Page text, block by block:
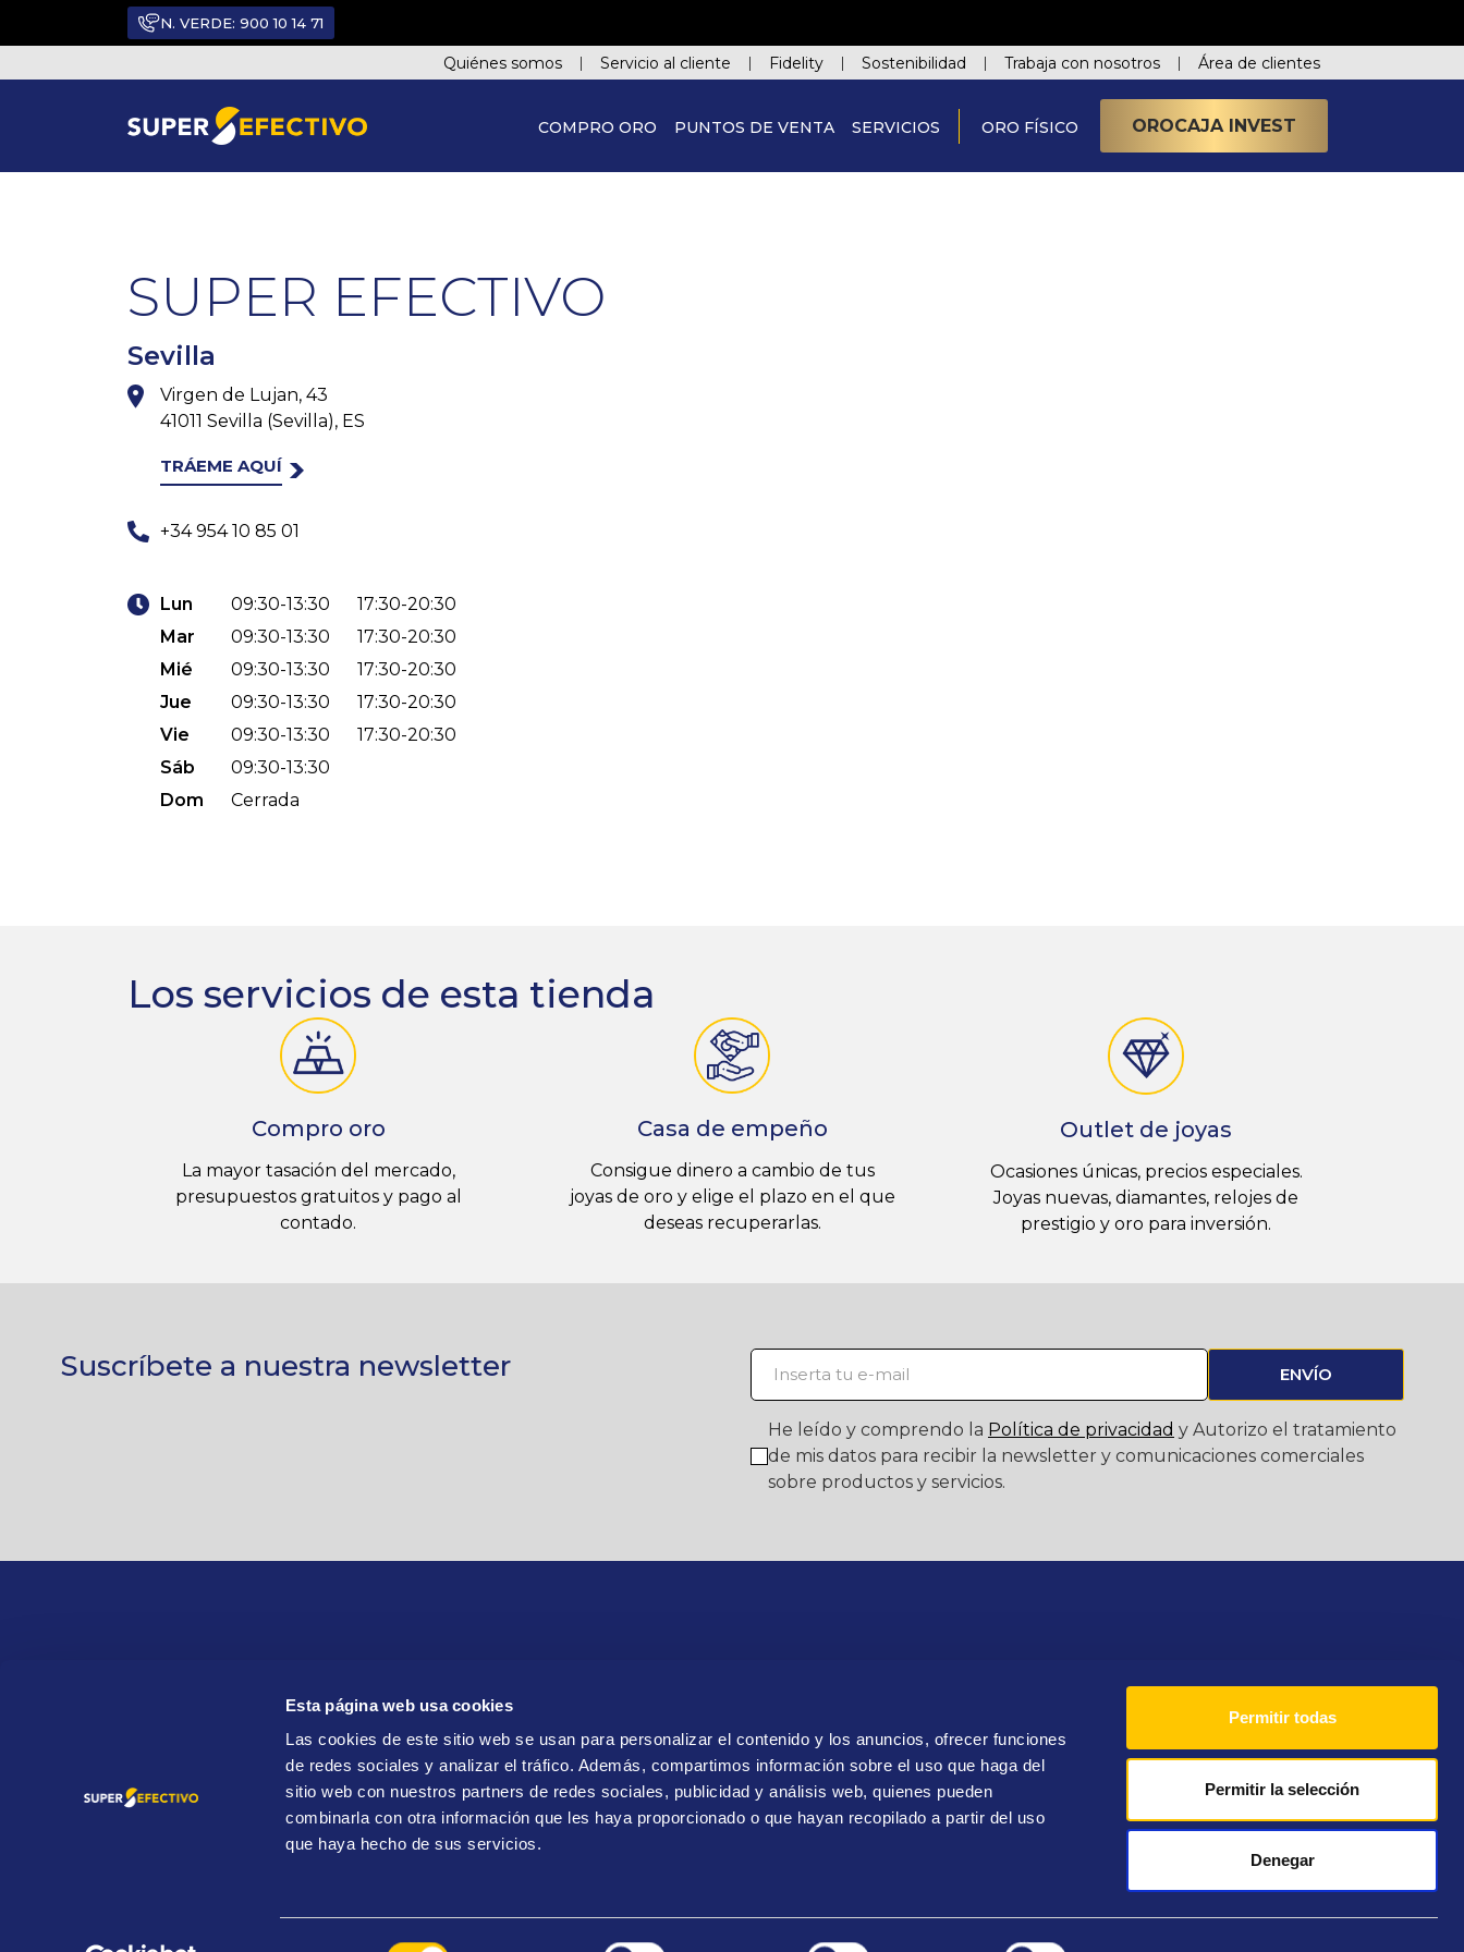
Esta página web usa cookies
Las cookies de este sitio web se usan para personalizar el contenido y los anuncios, ofrecer funciones
de redes sociales y analizar el tráfico. Además, compartimos información sobre el uso que haga del
sitio web con nuestros partners de redes sociales, publicidad y análisis web, quienes pueden
combinarla con otra información que les haya proporcionado o que hayan recopilado a partir del uso
que haya hecho de sus servicios.
Permitir todas
Permitir la selección
Denegar
N. VERDE: 900 10 14 71
Quiénes somos Servicio al cliente Fidelity Sostenibilidad Trabaja con nosotros Área de clientes
COMPRO ORO PUNTOS DE VENTA SERVICIOS ORO FÍSICO
OROCAJA INVEST
SUPER EFECTIVO
Sevilla
Virgen de Lujan, 43
41011 Sevilla (Sevilla), ES
TRÁEME AQUÍ
+34 954 10 85 01
Lun 09:30-13:30
17:30-20:30
Mar
09:30-13:30
17:30-20:30
Mié
09:30-13:30
17:30-20:30
Jue
09:30-13:30
17:30-20:30
Vie
09:30-13:30
17:30-20:30
Sáb
09:30-13:30
Dom
Cerrada
Los servicios de esta tienda
Compro oro
La mayor tasación del mercado,
presupuestos gratuitos y pago al
contado.
Casa de empeño
Consigue dinero a cambio de tus
joyas de oro y elige el plazo en el que
deseas recuperarlas.
Outlet de joyas
Ocasiones únicas, precios especiales.
Joyas nuevas, diamantes, relojes de
prestigio y oro para inversión.
Suscríbete a nuestra newsletter ENVÍO
He leído y comprendo la Política de privacidad y Autorizo el tratamiento
de mis datos para recibir la newsletter y comunicaciones comerciales
sobre productos y servicios.
Paseo del General Martínez Campos 44, lateral,
Teléfono900 10 14 71
Superefectivo.com. All Rights Reserved.© 2026